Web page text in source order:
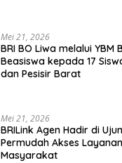
Mei 21, 2026
BRI BO Liwa melalui YBM
Beasiswa kepada 17
dan Pesisir Barat
Mei 21, 2026
BRILink Agen Hadir di
Permudah Akses
Masyarakat